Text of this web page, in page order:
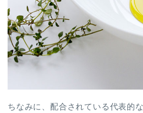
ちなみに、配合されている代表的